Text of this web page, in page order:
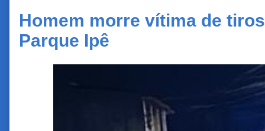
Homem morre vítima de
Parque Ipê